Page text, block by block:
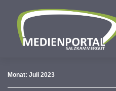
springen
Monat: Juli 2023